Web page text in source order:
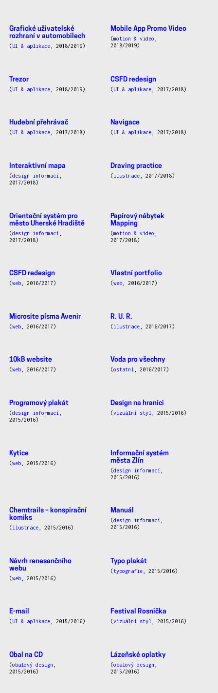
Grafické uživatelské
rozhraní v automobilech
( UI & aplikace, 2018/2019)
Mobile App Promo Video
(motion & video
2018/2019)
Trezor
(UI & aplikace, 2018/2019)
CSFD redesign
(UI & aplikace , 2017/2018)
Hudební přehrávač
( UI & aplikace, 2017/2018)
Navigace
( UI & aplikace, 2017/2018)
Interaktivní mapa
(design informací
2017/2018)
Draving practice
(ilustrace , 2017/2018)
Orientační systém pro
město Uherské Hradiště
(design informací
2017/2018)
Papírový nábytek
Mapping
(motion & video
2017/2018)
CSFD redesign
(web, 2016/2017)
Vlastní portfolio
(web , 2016/2017)
Microsite písma Avenir
(web, 2016/2017)
R. U. R.
(ilustrace , 2016/2017)
10kB website
(web, 2016/2017)
Voda pro všechny
(ostatní , 2016/2017)
Programový plakát
(design informací
2015/2016)
Design na hranici
(vizuální styl , 2015/2016)
Kytice
(web, 2015/2016)
Informační systém
města Zlín
(design informací
2015/2016)
Chemtrails – konspirační
komiks
(ilustrace, 2015/2016)
Manuál
(design informací
2015/2016)
Návrh renesančního
webu
(web, 2015/2016)
Typo plakát
(typografie , 2015/2016)
E-mail
( UI & aplikace, 2015/2016)
Festival Rosnička
(vizuální styl , 2015/2016)
Obal na CD
(obalový design
2015/2016)
Lázeňské oplatky
(obalový design
2015/2016)